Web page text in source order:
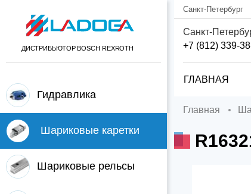
ДИСТРИБЬЮТОР BOSCH REXROTH
Гидравлика
Шариковые каретки
Шариковые рельсы
Санкт-Петербург
Санкт-
+7 (812) 339-
ГЛАВНАЯ
Главная